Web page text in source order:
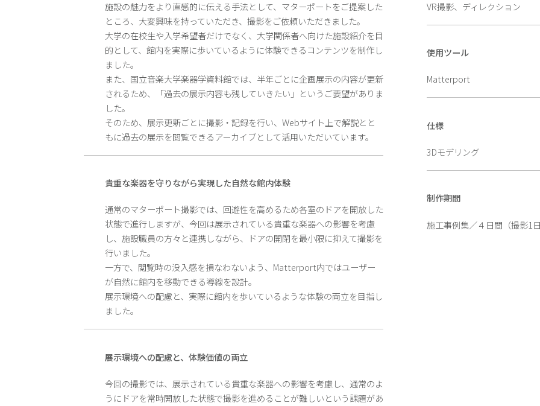
施設の魅力をより直感的に伝える手法として、マターポートをご提案した
ところ、大変興味を持っていただき、撮影をご依頼いただきました。
大学の在校生や入学希望者だけでなく、大学関係者へ向けた施設紹介を目
的として、館内を実際に歩いているように体験できるコンテンツを制作し
ました。
また、国立音楽大学楽器学資料館では、半年ごとに企画展示の内容が更新
されるため、「過去の展示内容も残していきたい」というご要望がありま
した。
そのため、展示更新ごとに撮影・記録を行い、Webサイト上で解説とと
もに過去の展示を閲覧できるアーカイブとして活用いただいています。
貴重な楽器を守りながら実現した自然な館内体験
通常のマターポート撮影では、回遊性を高めるため各室のドアを開放した
状態で進行しますが、今回は展示されている貴重な楽器への影響を考慮
し、施設職員の方々と連携しながら、ドアの開閉を最小限に抑えて撮影を
行いました。
一方で、閲覧時の没入感を損なわないよう、Matterport内ではユーザー
が自然に館内を移動できる導線を設計。
展示環境への配慮と、実際に館内を歩いているような体験の両立を目指し
ました。
展示環境への配慮と、体験価値の両立
今回の撮影では、展示されている貴重な楽器への影響を考慮し、通常のよ
うにドアを常時開放した状態で撮影を進めることが難しいという課題があ
VR撮影、ディレクション
使用ツール
Matterport
仕様
3Dモデリング
制作期間
施工事例集／４日間（撮影1日